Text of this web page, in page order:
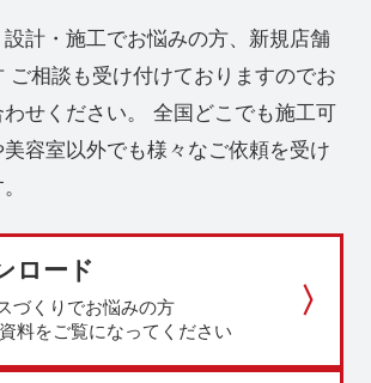
計・施工でお悩みの方、新規店舗
ご相談も受け付けておりますのでお
せください。
全国どこでも施工可
容室以外でも様々なご依頼を受け
ロード
づくりでお悩みの方
料をご覧になってください